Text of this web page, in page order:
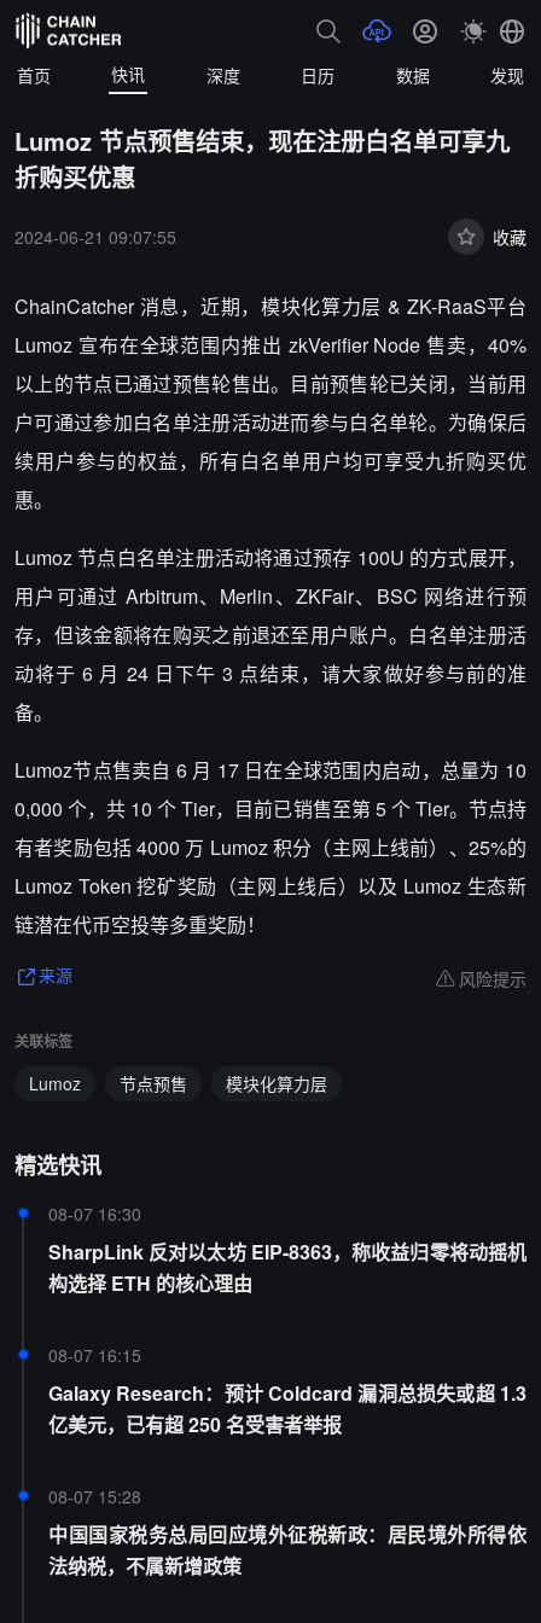
首页 快讯 深度 日历 数据 发现
Lumoz 节点预售结束，现在注册白名单可享九
折购买优惠
2024-06-21 09:07:55 收藏
ChainCatcher 消息，近期，模块化算力层 & ZK-RaaS平台
Lumoz 宣布在全球范围内推出 zkVerifier Node 售卖，40%
以上的节点已通过预售轮售出。目前预售轮已关闭，当前用
户可通过参加白名单注册活动进而参与白名单轮。为确保后
续用户参与的权益，所有白名单用户均可享受九折购买优
惠。
Lumoz 节点白名单注册活动将通过预存 100U 的方式展开，
用户可通过 Arbitrum、Merlin、ZKFair、BSC 网络进行预
存，但该金额将在购买之前退还至用户账户。白名单注册活
动将于 6 月 24 日下午 3 点结束，请大家做好参与前的准
备。
Lumoz节点售卖自 6 月 17 日在全球范围内启动，总量为 10
0,000 个，共 10 个 Tier，目前已销售至第 5 个 Tier。节点持
有者奖励包括 4000 万 Lumoz 积分（主网上线前）、25%的
Lumoz Token 挖矿奖励（主网上线后）以及 Lumoz 生态新
链潜在代币空投等多重奖励！
来源 风险提示
关联标签
Lumoz 节点预售 模块化算力层
精选快讯
08-07 16:30
SharpLink 反对以太坊 EIP-8363，称收益归零将动摇机
构选择 ETH 的核心理由
08-07 16:15
Galaxy Research：预计 Coldcard 漏洞总损失或超 1.3
亿美元，已有超 250 名受害者举报
08-07 15:28
中国国家税务总局回应境外征税新政：居民境外所得依
法纳税，不属新增政策